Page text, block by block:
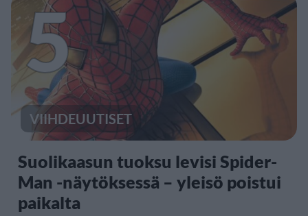
5
VIIHDEUUTISET
Suolikaasun tuoksu levisi Spider-
Man -näytöksessä – yleisö poistui
paikalta